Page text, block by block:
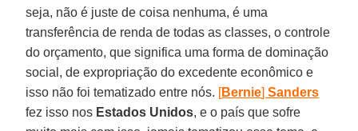
seja, não é juste de coisa nenhuma, é uma
transferência de renda de todas as classes, o controle
do orçamento, que significa uma forma de dominação
social, de expropriação do excedente econômico e
isso não foi tematizado entre nós. [Bernie]Sanders
fez isso nos Estados Unidos, e o país que sofre